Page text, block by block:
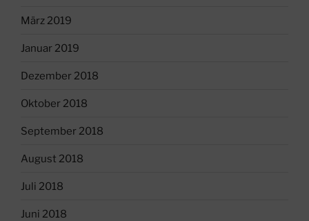
März 2019
Januar 2019
Dezember 2018
Oktober 2018
September 2018
August 2018
Juli 2018
Juni 2018